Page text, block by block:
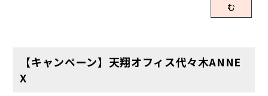
す。次は3,3
いご報告は
駅」西口～
天翔オフィ
Xの道順をご
む
【キャンペーン】天翔オフィス代々木ANNE
X